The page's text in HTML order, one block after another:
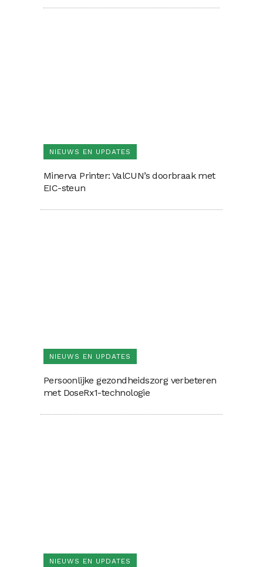
NIEUWS EN UPDATES
Minerva Printer: ValCUN’s doorbraak met
EIC-steun
NIEUWS EN UPDATES
Persoonlijke gezondheidszorg verbeteren
met DoseRx1-technologie
NIEUWS EN UPDATES